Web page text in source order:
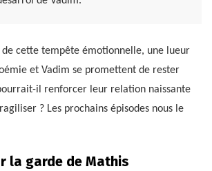
cette tempête émotionnelle, une lueur
et Vadim se promettent de rester
il renforcer leur relation naissante
? Les prochains épisodes nous le
la garde de Mathis